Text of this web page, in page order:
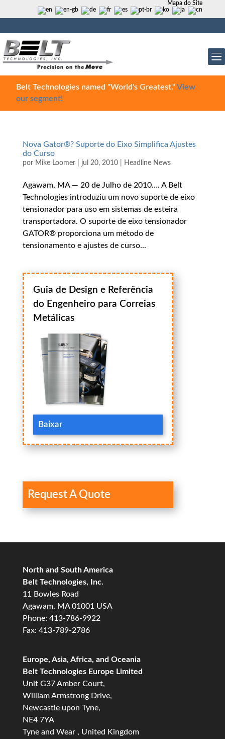
Mapa do Site
Belt Technologies named "World's Greatest."View
our segment!
Nova Gator®? Suporte do Eixo Simplifica Ajustes
do Curso
por Mike Loomer| jul 20, 2010| Headline News
Agawam, MA — 20 de Julho de 2010…. A Belt
Technologies introduziu um novo suporte de eixo
tensionador para uso em sistemas de esteira
transportadora. O suporte de eixo tensionador
GATOR® proporciona um método de
tensionamento e ajustes de curso...
Guia de Design e Referência
do Engenheiro para Correias
Metálicas
Baixar
Request A Quote
North and South America
Belt Technologies, Inc.
11 Bowles Road
Agawam, MA 01001 USA
Phone: 413-786-9922
Fax: 413-789-2786
Europe, Asia, Africa, and Oceania
Belt Technologies Europe Limited
Unit G37 Amber Court,
William Armstrong Drive,
Newcastle upon Tyne,
NE4 7YA
Tyne and Wear , United Kingdom